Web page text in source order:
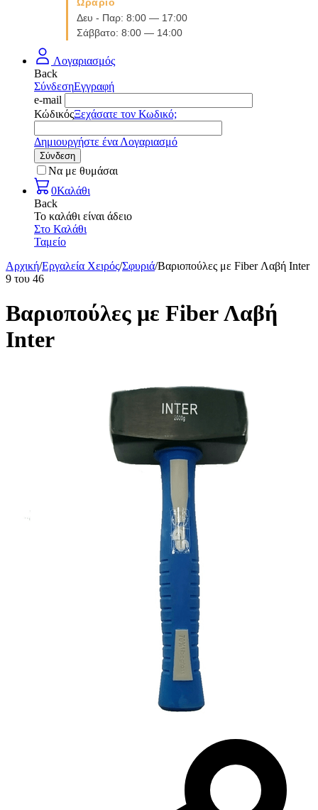
Δευ - Παρ: 8:00 — 17:00
Σάββατο: 8:00 — 14:00
Λογαριασμός
Back
ΣύνδεσηΕγγραφή
e-mail
ΚώδικόςΞεχάσατε τον Κωδικό;
Δημιουργήστε ένα Λογαριασμό
Σύνδεση
Να με θυμάσαι
0Καλάθι
Back
Το καλάθι είναι άδειο
Στο Καλάθι
Ταμείο
Αρχική/Εργαλεία Χειρός/Σφυριά/Βαριοπούλες με Fiber Λαβή Inter
9 του 46
Βαριοπούλες με Fiber Λαβή
Inter